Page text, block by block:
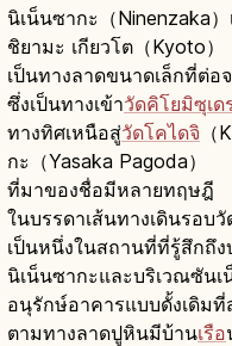
นิเน็นซากะ（Ninenzaka
ชิยามะ เกียวโต（Kyoto）
เป็นทางลาดขนาดเล็กที่ต่อ
ซึ่งเป็นทางเข้าวัดคิโยมิซุเด
ทางทิศเหนือสู่วัดโคไดจิ
กะ（Yasaka Pagoda）
ที่มาของชื่อมีหลายทฤษฎี
ในบรรดาเส้นทางเดินรอบ
เป็นหนึ่งในสถานที่ที่รู้สึกถึง
นิเน็นซากะและบริเวณซันเ
อนุรักษ์อาคารแบบดั้งเดิม
ตามทางลาดปูหินมีบ้านเรือ